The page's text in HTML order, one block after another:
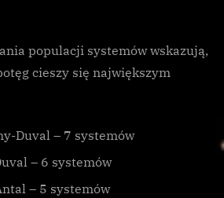
populacji systemów wskazują,
cieszy się największym
Duval – 7 systemów
– 6 systemów
– 5 systemów